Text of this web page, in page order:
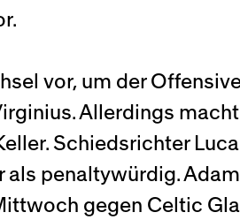
vor, um der
Allerdings
Schiedsrichter
als penaltywürdig.
gegen Celtic